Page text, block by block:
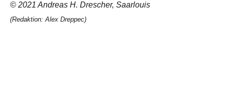
© 2021 Andreas H. Drescher, Saarlouis
(Redaktion: Alex Dreppec)